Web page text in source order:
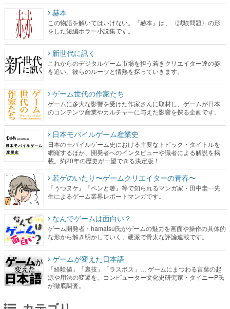
赫本
この物語を解いてはいけない。『赫本』は、〈試験問題〉の形
をした短編ホラー小説集です。
新世代に訊く
これからのデジタルゲーム市場を担う若きクリエイター達の姿
を追い、彼らのルーツと情熱を探っていきます。
ゲーム世代の作家たち
ゲームに多大な影響を受けた作家さんに取材し、ゲームが日本
のコンテンツ産業やカルチャーに与えた影響を探る企画です。
日本モバイルゲーム産業史
日本のモバイルゲーム史における主要なトピック・タイトルを
網羅するほか、開発者へのインタビューや識者による解説を掲
載。約20年の歴史が一望できる決定版！
若ゲのいたり〜ゲームクリエイターの青春〜
『うつヌケ』『ペンと箸』等で知られるマンガ家・田中圭一先
生によるゲーム業界レポートマンガです。
なんでゲームは面白い？
ゲーム開発者・hamatsu氏がゲームの魅力を画面や操作の具体的
な形から解き明かしていく、硬派で骨太な評論連載です。
ゲームが変えた日本語
「経験値」「裏技」「ラスボス」… ゲームにまつわる言葉の起
源や用法の変遷を、コンピューター文化史研究家・タイニーP氏
が徹底調査。